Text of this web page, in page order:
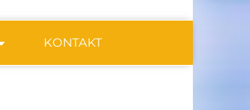
KONTAKT